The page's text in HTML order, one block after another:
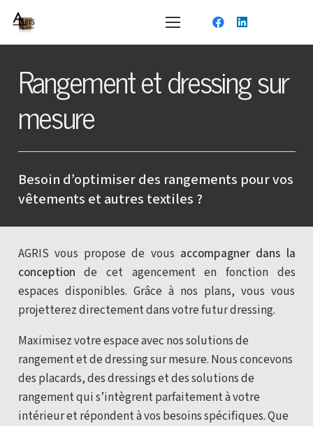
Rangement et dressing sur
mesure
Besoin d’optimiser des rangements pour vos
vêtements et autres textiles ?
AGRIS vous propose de vous accompagner dans la
conception de cet agencement en fonction des
espaces disponibles. Grâce à nos plans, vous vous
projetterez directement dans votre futur dressing.
Maximisez votre espace avec nos solutions de
rangement et de dressing sur mesure. Nous concevons
des placards, des dressings et des solutions de
rangement qui s’intègrent parfaitement à votre
intérieur et répondent à vos besoins spécifiques.Que